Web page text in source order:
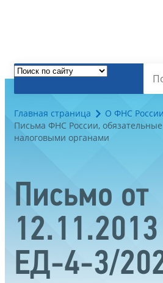
Главная страница
О ФНС России
Письма ФНС России,
налоговыми органами
Письмо от
ЕД-4-3/